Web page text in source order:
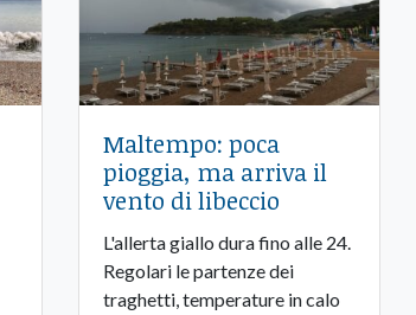
Maltempo: poca
pioggia, ma arriva il
vento di libeccio
L'allerta giallo dura fino alle 24.
Regolari le partenze dei
traghetti, temperature in calo